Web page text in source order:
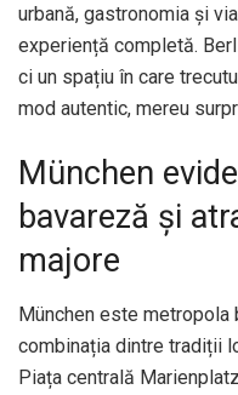
urbană, gastronomia și
experiență completă.
ci un spațiu în care
mod autentic, mereu
München
bavareză și
majore
München este metropola
combinația dintre tradiții
Piața centrală